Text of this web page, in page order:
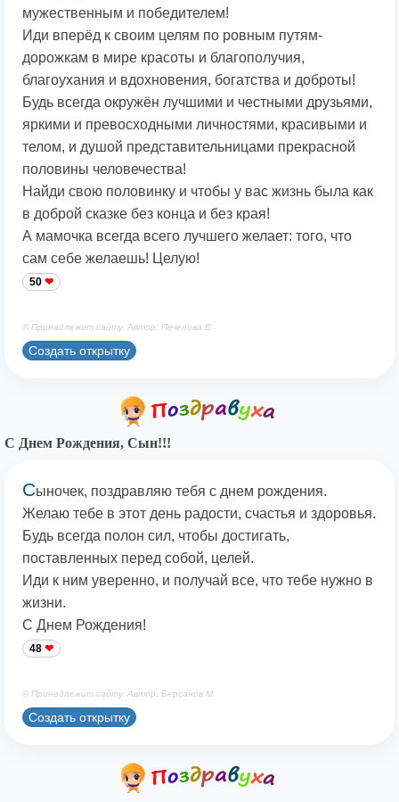
мужественным и победителем!
Иди вперёд к своим целям по ровным путям-
дорожкам в мире красоты и благополучия,
благоухания и вдохновения, богатства и доброты!
Будь всегда окружён лучшими и честными друзьями,
яркими и превосходными личностями, красивыми и
телом, и душой представительницами прекрасной
половины человечества!
Найди свою половинку и чтобы у вас жизнь была как
в доброй сказке без конца и без края!
А мамочка всегда всего лучшего желает: того, что
сам себе желаешь! Целую!
50
© Принадлежит сайту. Автор: Печенова В.
Создать открытку
С Днем Рождения, Сын!!!
Сыночек, поздравляю тебя с днем рождения.
Желаю тебе в этот день радости, счастья и здоровья.
Будь всегда полон сил, чтобы достигать,
поставленных перед собой, целей.
Иди к ним уверенно, и получай все, что тебе нужно в
жизни.
С Днем Рождения!
48
© Принадлежит сайту. Автор: Берсанов М.
Создать открытку